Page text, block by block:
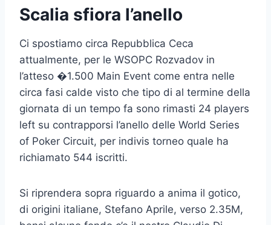
Scalia sfiora l’anello
Ci spostiamo circa Repubblica Ceca
attualmente, per le WSOPC Rozvadov in
l’atteso �1.500 Main Event come entra nelle
circa fasi calde visto che tipo di al termine della
giornata di un tempo fa sono rimasti 24 players
left su contrapporsi l’anello delle World Series
of Poker Circuit, per indivis torneo quale ha
richiamato 544 iscritti.
Si riprendera sopra riguardo a anima il gotico,
di origini italiane, Stefano Aprile, verso 2.35M,